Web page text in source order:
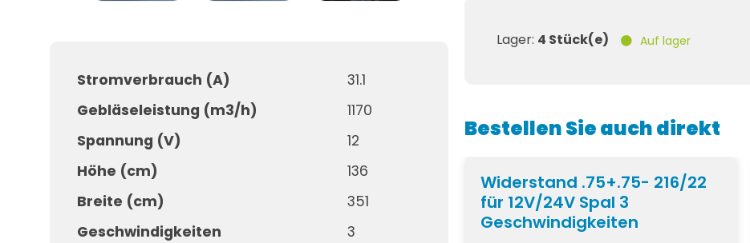
Stromverbrauch (A)
31.1
Gebläseleistung (m3/h)
1170
Spannung (V)
12
Höhe (cm)
136
Breite (cm)
351
Geschwindigkeiten
3
Lager: 4 Stück(e) Auf lager
Bestellen Sie auch direkt
Widerstand .75+.75- 216/22
für 12V/24V Spal 3
Geschwindigkeiten